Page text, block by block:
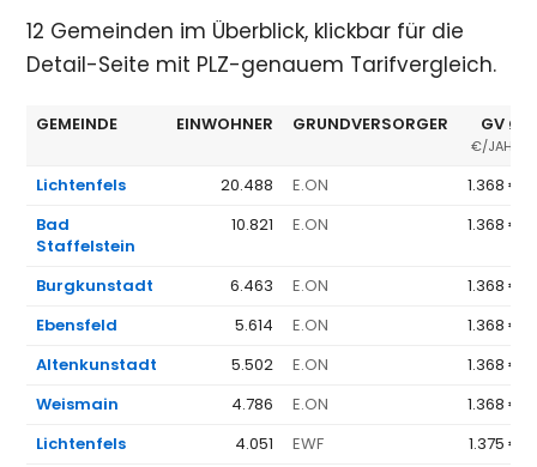
12 Gemeinden im Überblick, klickbar für die
Detail-Seite mit PLZ-genauem Tarifvergleich.
GEMEINDE EINWOHNER GRUNDVERSORGER GV Ø
€/JAHR
Lichtenfels 20.488 E.ON
1.368 €
Bad
Staffelstein
10.821 E.ON 1.368 €
Burgkunstadt 6.463 E.ON
1.368 €
Ebensfeld
5.614 E.ON
1.368 €
Altenkunstadt
5.502 E.ON
1.368 €
Weismain
4.786 E.ON
1.368 €
Lichtenfels
4.051 EWF
1.375 €